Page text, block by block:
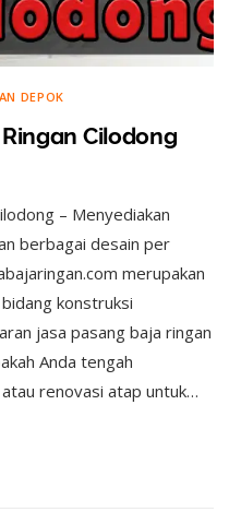
DEPOK
Cilodong
– Menyediakan
berbagai desain per
merupakan
konstruksi
jasa pasang baja ringan
Anda tengah
renovasi atap untuk…